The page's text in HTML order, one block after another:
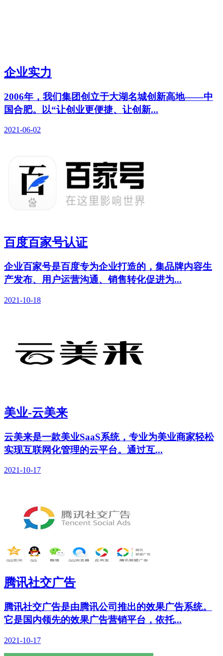
企业实力
2006年，我们集团创立于大湖名城创新高地——中
国合肥。以“让创业更便捷、让创新...
2021-06-02
百度百家号认证
企业百家号是百度专为企业打造的，集品牌内容生
产发布、用户运营沟通、销售转化促进为...
2021-10-18
美业-云美来
云美来是一款美业SaaS系统，专业为美业商家轻松
实现互联网化管理的云平台。通过互...
2021-10-17
腾讯社交广告
腾讯社交广告是由腾讯公司推出的效果广告系统。
它是国内领先的效果广告营销平台，依托...
2021-10-17